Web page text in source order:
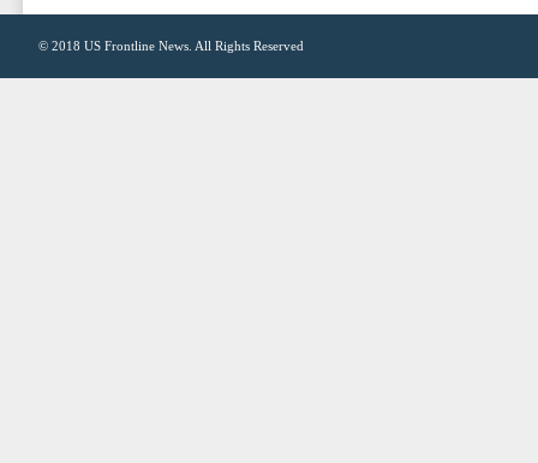
© 2018 US Frontline News . All Rights Reserved